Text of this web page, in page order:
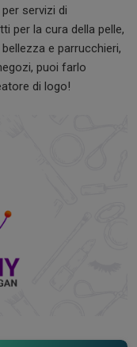
servizi di
per la cura della pelle,
e parrucchieri,
puoi farlo
di logo!